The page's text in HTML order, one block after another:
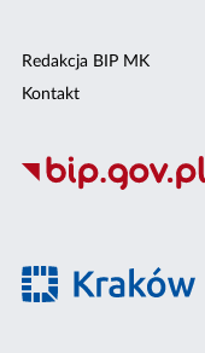
Redakcja BIP MK
Kontakt